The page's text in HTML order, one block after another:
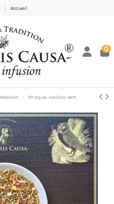
Accueil
0
Rooibos Ithaque, rooibos vert